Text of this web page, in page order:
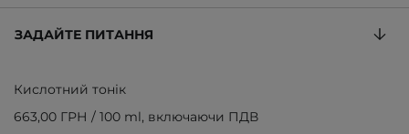
ЗАДАЙТЕ ПИТАННЯ
Кислотний тонік
663,00 ГРН / 100 ml, включаючи ПДВ